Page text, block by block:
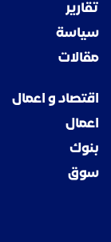
تقارير
سياسة
مقالات
اقتصاد و اعمال
اعمال
بنوك
سوق